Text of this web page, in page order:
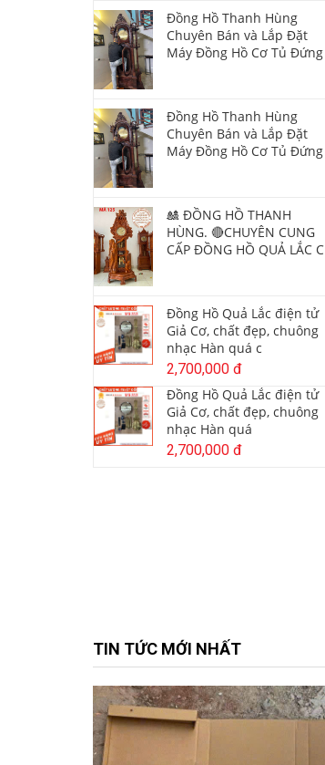
Đồng Hồ Thanh Hùng
Chuyên Bán và Lắp Đặt
Máy Đồng Hồ Cơ Tủ Đứng
Đồng Hồ Thanh Hùng
Chuyên Bán và Lắp Đặt
Máy Đồng Hồ Cơ Tủ Đứng
🎎 ĐỒNG HỒ THANH
HÙNG. 🔴CHUYÊN CUNG
CẤP ĐỒNG HỒ QUẢ LẮC C
Đồng Hồ Quả Lắc điện tử
Giả Cơ, chất đẹp, chuông
nhạc Hàn quá c
2,700,000 đ
Đồng Hồ Quả Lắc điện tử
Giả Cơ, chất đẹp, chuông
nhạc Hàn quá
2,700,000 đ
TIN TỨC MỚI NHẤT